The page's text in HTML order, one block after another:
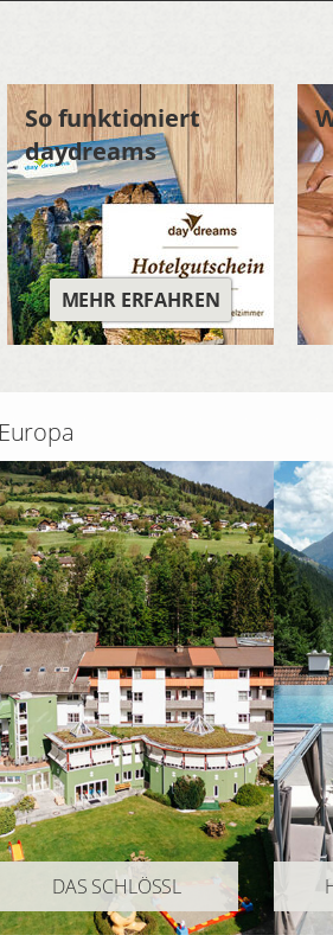
So funktioniert
daydreams
MEHR ERFAHREN
DAS SCHLÖSSL